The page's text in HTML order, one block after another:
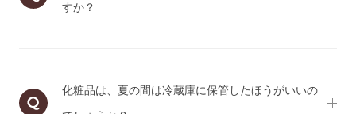
すか？
化粧品は、夏の間は冷蔵庫に保管したほうがいいの